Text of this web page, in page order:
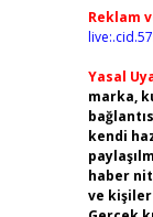
Reklam
Yasal
marka,
kendi
haber
ve kişiler